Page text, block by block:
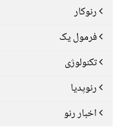
رنوکار
فرمول یک
تکنولوژی
رنوپدیا
اخبار رنو